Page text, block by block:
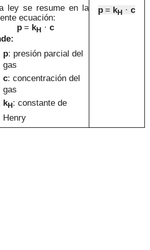
ley se resume en la
ecuación:
p = kH· c
p: presión parcial del
gas
c: concentración del
gas
kH: constante de
Henry
p = kH ·c